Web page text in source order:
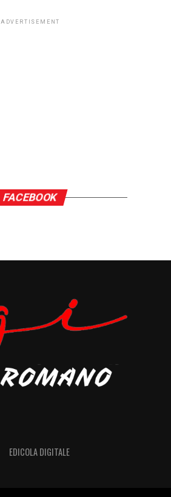
ADVERTISEMENT
FACEBOOK
EDICOLA DIGITALE